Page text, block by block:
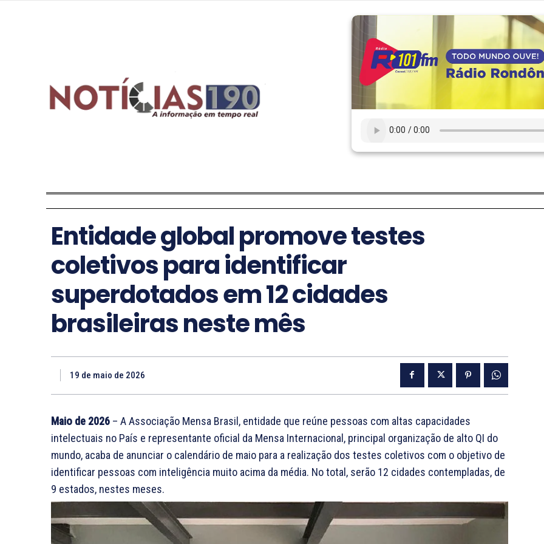
Entidade global promove testes
coletivos para identificar
superdotados em 12 cidades
brasileiras neste mês
19 de maio de 2026
Maio de 2026 – A Associação Mensa Brasil, entidade que reúne pessoas com altas capacidades
intelectuais no País e representante oficial da Mensa Internacional, principal organização de alto QI do
mundo, acaba de anunciar o calendário de maio para a realização dos testes coletivos com o objetivo de
identificar pessoas com inteligência muito acima da média. No total, serão 12 cidades contempladas, de
9 estados, nestes meses.